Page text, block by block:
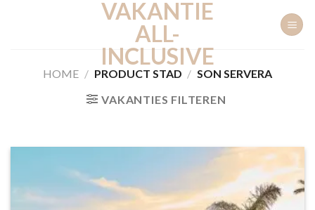
VAKANTIE
ALL-
INCLUSIVE
HOME / PRODUCT STAD / SON SERVERA
VAKANTIES FILTEREN